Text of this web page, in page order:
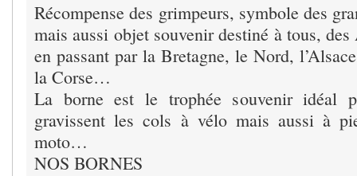
Récompense des grimpeurs, symbole des
mais aussi objet souvenir destiné à tous,
en passant par la Bretagne, le Nord,
la Corse…
La borne est le trophée souvenir idéal
gravissent les cols à vélo mais aussi à
moto…
NOS BORNES